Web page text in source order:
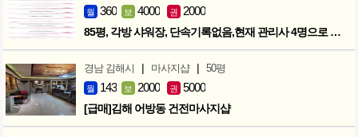
월 360 보 4000 권 2000
85평, 각방 샤워장, 단속기록없음,현재 관리사 4명으로 성업중
경남 김해시 | 마사지샵 | 50평
월 143 보 2000 권 5000
[급매]김해 어방동 건전마사지샵